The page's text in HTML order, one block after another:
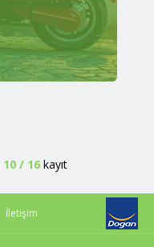
10/ 16kayıt
İletişim